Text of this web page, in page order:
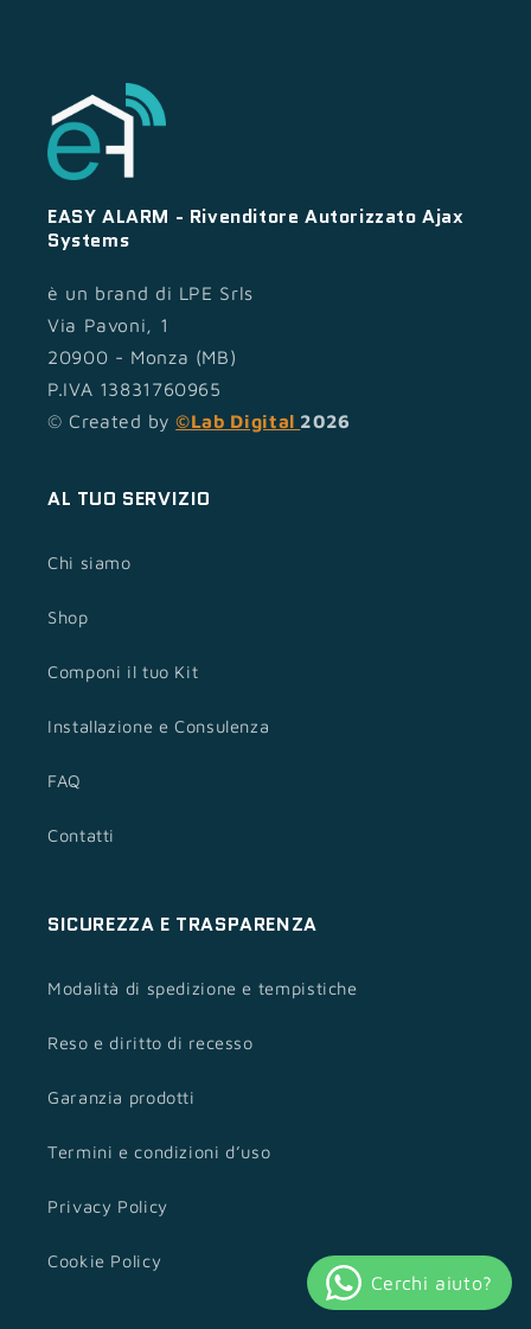
EASY ALARM - Rivenditore Autorizzato Ajax
Systems
è un brand di LPE Srls
Via Pavoni, 1
20900 - Monza (MB)
P.IVA 13831760965
© Created by ©Lab Digital 2026
AL TUO SERVIZIO
Chi siamo
Shop
Componi il tuo Kit
Installazione e Consulenza
FAQ
Contatti
SICUREZZA E TRASPARENZA
Modalità di spedizione e tempistiche
Reso e diritto di recesso
Garanzia prodotti
Termini e condizioni d’uso
Privacy Policy
Cookie Policy